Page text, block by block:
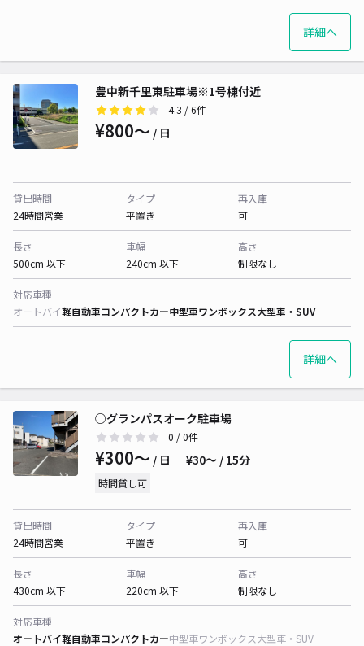
詳細へ
豊中新千里東駐車場※1号棟付近
4.3 / 6件
¥800〜 / 日
貸出時間
24時間営業
タイプ
平置き
再入庫
可
長さ
500cm 以下
車幅
240cm 以下
高さ
制限なし
対応車種
オートバイ軽自動車コンパクトカー中型車ワンボックス大型車・SUV
詳細へ
○グランパスオーク駐車場
0 / 0件
¥300〜 / 日 ¥30〜 / 15分
時間貸し可
貸出時間
24時間営業
タイプ
平置き
再入庫
可
長さ
430cm 以下
車幅
220cm 以下
高さ
制限なし
対応車種
オートバイ軽自動車コンパクトカー中型車ワンボックス大型車・SUV